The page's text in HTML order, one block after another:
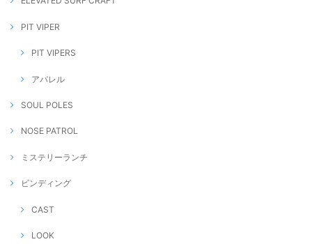
PIT VIPER
PIT VIPERS
アパレル
SOUL POLES
NOSE PATROL
ミステリーランチ
ビンディング
CAST
LOOK